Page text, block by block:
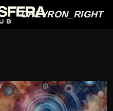
CHEVRON_RIGHT